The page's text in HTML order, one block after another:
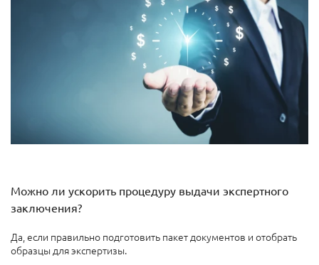
Можно ли ускорить процедуру выдачи экспертного
заключения?
Да, если правильно подготовить пакет документов и отобрать
образцы для экспертизы.